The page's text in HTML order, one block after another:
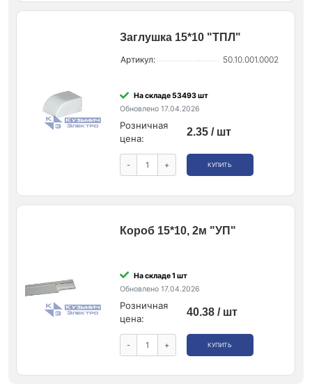
Заглушка 15*10 "ТПЛ"
Артикул: 50.10.001.0002
На складе 53493 шт
Обновлено 17.04.2026
Розничная
цена:
2.35 / шт
- + КУПИТЬ
Короб 15*10, 2м "УП"
На складе 1 шт
Обновлено 17.04.2026
Розничная
цена:
40.38 / шт
- + КУПИТЬ